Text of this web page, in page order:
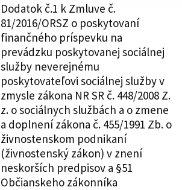
Dodatok č.1 k Zmluve č.
81/2016/ORSZ o poskytovaní
finančného príspevku na
prevádzku poskytovanej sociálnej
služby neverejnému
poskytovateľovi sociálnej služby v
zmysle zákona NR SR č. 448/2008 Z.
z. o sociálnych službách a o zmene
a doplnení zákona č. 455/1991 Zb. o
živnostenskom podnikaní
(živnostenský zákon) v znení
neskorších predpisov a §51
Občianskeho zákonníka